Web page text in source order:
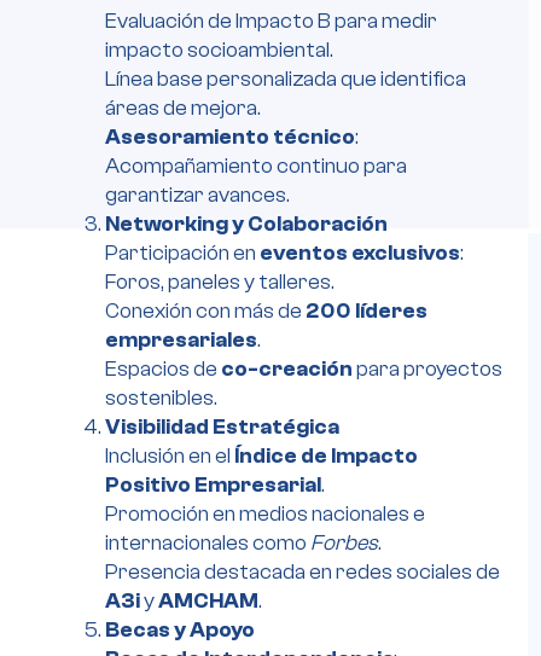
Evaluación de Impacto B para medir
impacto socioambiental.
Línea base personalizada que identifica
áreas de mejora.
Asesoramiento técnico:
Acompañamiento continuo para
garantizar avances.
Networking y Colaboración
Participación en eventos exclusivos:
Foros, paneles y talleres.
Conexión con más de 200 líderes
empresariales.
Espacios de co-creaciónpara proyectos
sostenibles.
Visibilidad Estratégica
Inclusión en el Índice de Impacto
Positivo Empresarial.
Promoción en medios nacionales e
internacionales como Forbes.
Presencia destacada en redes sociales de
A3iyAMCHAM.
Becas y Apoyo